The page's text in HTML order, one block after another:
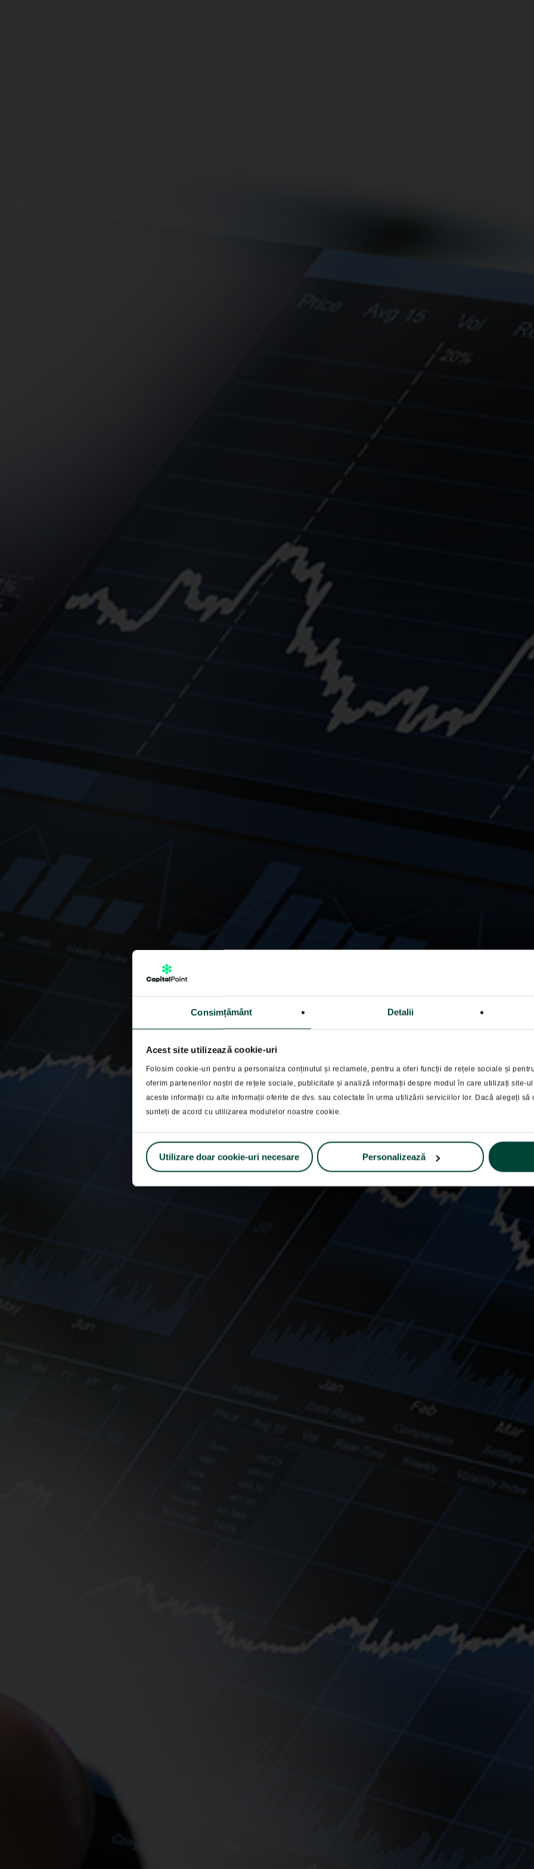
Consimțământ Detalii
Acest site utilizează cookie-uri
Folosim cookie-uri pentru a personaliza conținutul și reclamele, pentru a oferi funcții de rețele sociale și
oferim partenerilor noștri de rețele sociale, publicitate și analiză informații despre modul în care utilizați site-
aceste informații cu alte informații oferite de dvs. sau colectate în urma utilizării serviciilor lor. Dacă alegeți
sunteți de acord cu utilizarea modulelor noastre cookie.
Utilizare doar cookie-uri necesare Personalizează
Blog Educatie financiara
Frontiera eficienta a